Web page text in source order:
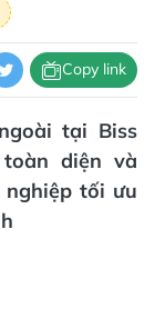
Copy link
tại Biss
diện và
nghiệp tối ưu